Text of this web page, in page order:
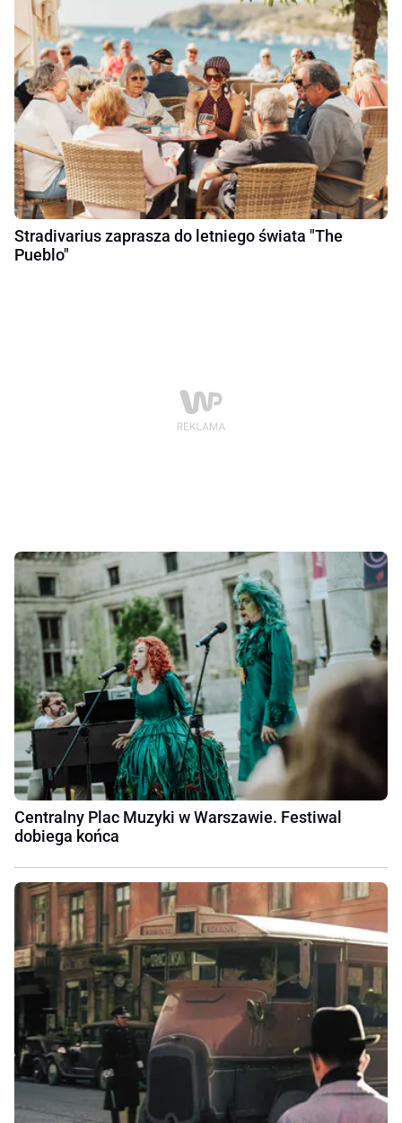
Stradivarius zaprasza do letniego świata "The
Pueblo"
Centralny Plac Muzyki w Warszawie. Festiwal
dobiega końca